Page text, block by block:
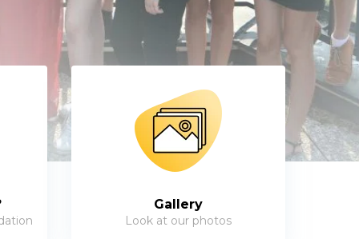
Gallery
Look at our photos